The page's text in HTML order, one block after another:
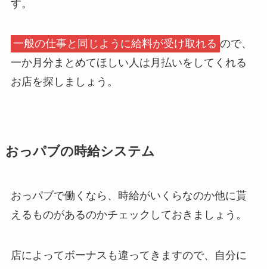
す。
一般の仕事と同じように給料が受け取れる ので、
一か月分まとめてほしい人は月払いをしてくれる
お店を探しましょう。
おっパブの時給システム
おっパブで働くなら、時給がいくらなのか他に貰
えるものがあるのかチェックしておきましょう。
店によってボーナスも違ってきますので、自分に